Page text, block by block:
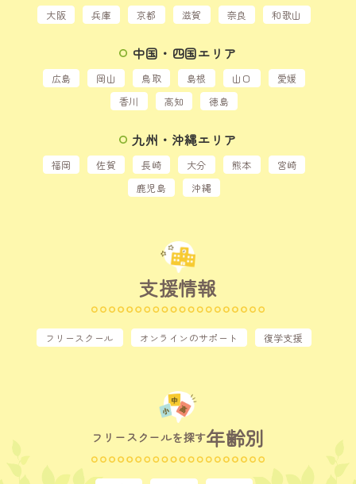
大阪 兵庫 京都 滋賀 奈良 和歌山
中国・四国エリア
広島 岡山 鳥取 島根 山口
愛媛
香川
高知 徳島
九州・沖縄エリア
福岡 佐賀 長崎 大分 熊本
宮崎
鹿児島
沖縄
支援情報
フリースクール オンラインのサポート 復学支援
フリースクールを探す年齢別